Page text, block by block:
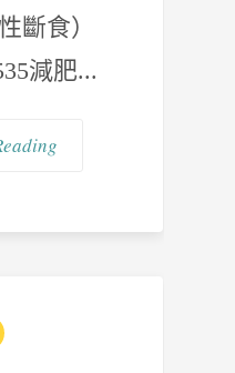
性斷食）
減肥...